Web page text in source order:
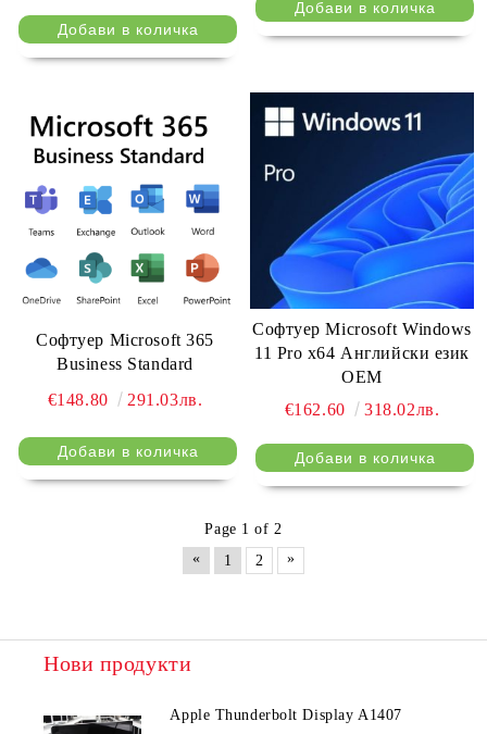
Софтуер Microsoft 365
Business Standard
€148.80
291.03лв.
Софтуер Microsoft Windows
11 Pro x64 Английски език
OEM
€162.60
318.02лв.
Page 1 of 2
«
1 2 »
Нови продукти
Apple Thunderbolt Display A1407